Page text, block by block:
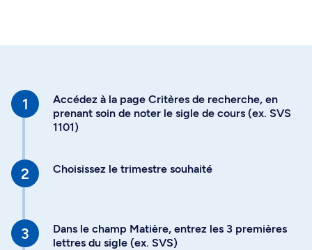
Accédez à la page Critères de recherche, en
prenant soin de noter le sigle de cours (ex. SVS
1101)
Choisissez le trimestre souhaité
Dans le champ Matière, entrez les 3 premières
lettres du sigle (ex. SVS)